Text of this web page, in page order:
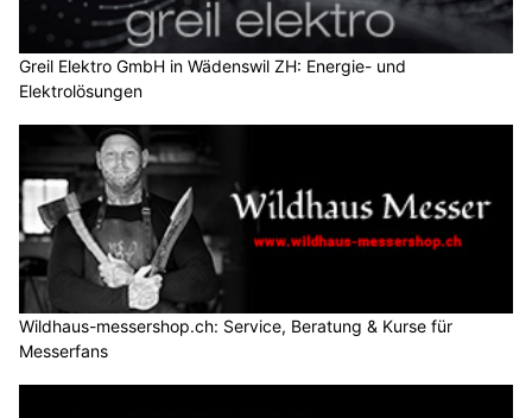
Greil Elektro GmbH in Wädenswil ZH: Energie- und
Elektrolösungen
Wildhaus-messershop.ch: Service, Beratung & Kurse für
Messerfans